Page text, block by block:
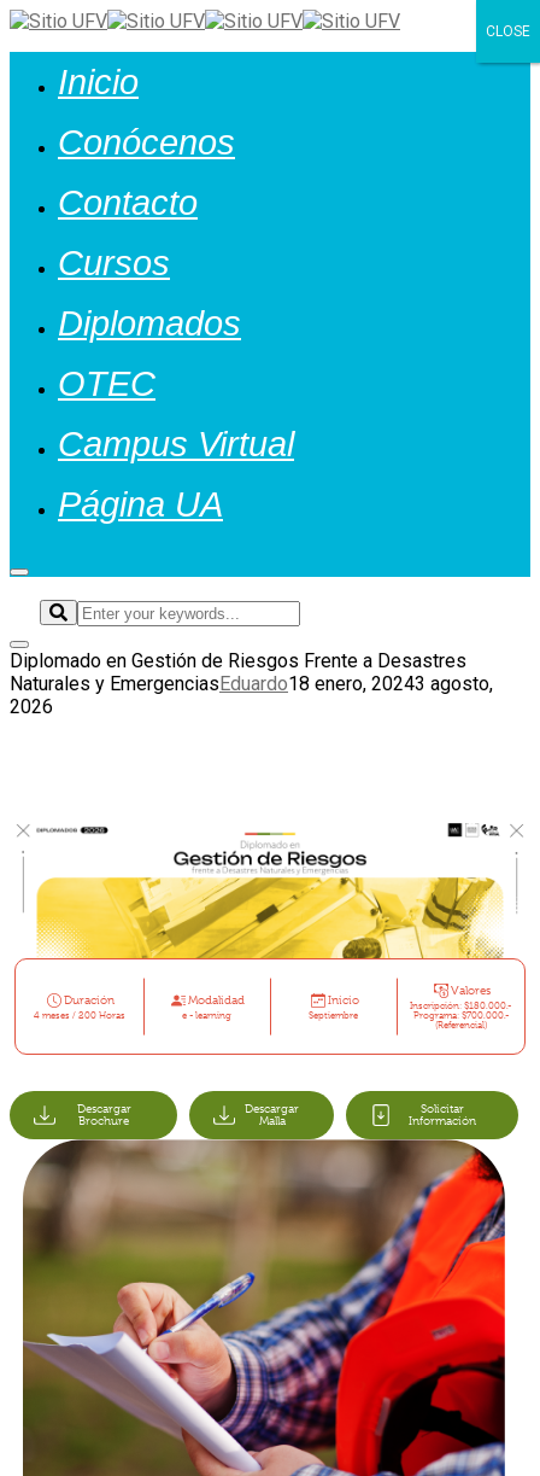
Inicio
Conócenos
Contacto
Cursos
Diplomados
OTEC
Campus Virtual
Página UA
Diplomado en Gestión de Riesgos Frente a Desastres
Naturales y EmergenciasEduardo18 enero, 20243 agosto,
2026
Duración
4 meses / 200 Horas
Modalidad
e - learning
Inicio
Septiembre
Valores
Inscripción: $180.000.-
Programa: $700.000.-
(Referencial)
Descargar
Brochure
Descargar
Malla
Solicitar
Información
Cerrar
CLOSE